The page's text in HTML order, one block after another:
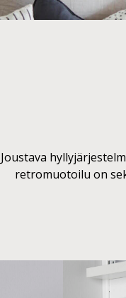
Joustava
retromuotoilu on